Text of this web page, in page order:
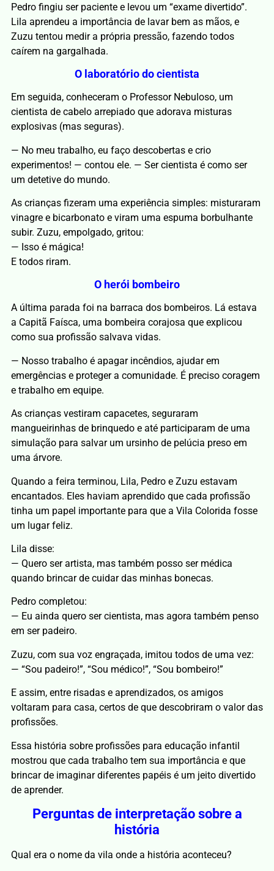
Pedro fingiu ser paciente e levou um “exame divertido”.
Lila aprendeu a importância de lavar bem as mãos, e
Zuzu tentou medir a própria pressão, fazendo todos
caírem na gargalhada.
O laboratório do cientista
Em seguida, conheceram o Professor Nebuloso, um
cientista de cabelo arrepiado que adorava misturas
explosivas (mas seguras).
— No meu trabalho, eu faço descobertas e crio
experimentos! — contou ele. — Ser cientista é como ser
um detetive do mundo.
As crianças fizeram uma experiência simples: misturaram
vinagre e bicarbonato e viram uma espuma borbulhante
subir. Zuzu, empolgado, gritou:
— Isso é mágica!
E todos riram.
O herói bombeiro
A última parada foi na barraca dos bombeiros. Lá estava
a Capitã Faísca, uma bombeira corajosa que explicou
como sua profissão salvava vidas.
— Nosso trabalho é apagar incêndios, ajudar em
emergências e proteger a comunidade. É preciso coragem
e trabalho em equipe.
As crianças vestiram capacetes, seguraram
mangueirinhas de brinquedo e até participaram de uma
simulação para salvar um ursinho de pelúcia preso em
uma árvore.
Quando a feira terminou, Lila, Pedro e Zuzu estavam
encantados. Eles haviam aprendido que cada profissão
tinha um papel importante para que a Vila Colorida fosse
um lugar feliz.
Lila disse:
— Quero ser artista, mas também posso ser médica
quando brincar de cuidar das minhas bonecas.
Pedro completou:
— Eu ainda quero ser cientista, mas agora também penso
em ser padeiro.
Zuzu, com sua voz engraçada, imitou todos de uma vez:
— “Sou padeiro!”, “Sou médico!”, “Sou bombeiro!”
E assim, entre risadas e aprendizados, os amigos
voltaram para casa, certos de que descobriram o valor das
profissões.
Essa história sobre profissões para educação infantil
mostrou que cada trabalho tem sua importância e que
brincar de imaginar diferentes papéis é um jeito divertido
de aprender.
Perguntas de interpretação sobre a
história
Qual era o nome da vila onde a história aconteceu?